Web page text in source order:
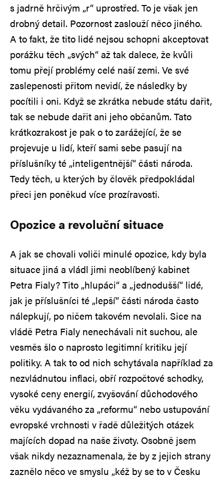
s jadrně hrčivým „r“ uprostřed. To je však jen
drobný detail. Pozornost zaslouží něco jiného.
A to fakt, že tito lidé nejsou schopni akceptovat
porážku těch „svých“ až tak dalece, že kvůli
tomu přejí problémy celé naší zemi. Ve své
zaslepenosti přitom nevidí, že následky by
pocítili i oni. Když se zkrátka nebude státu dařit,
tak se nebude dařit ani jeho občanům. Tato
krátkozrakost je pak o to zarážející, že se
projevuje u lidí, kteří sami sebe pasují na
příslušníky té „inteligentnější“ části národa.
Tedy těch, u kterých by člověk předpokládal
přeci jen poněkud více prozíravosti.
Opozice a revoluční situace
A jak se chovali voliči minulé opozice, kdy byla
situace jiná a vládl jimi neoblíbený kabinet
Petra Fialy? Tito „hlupáci“ a „jednodušší“ lidé,
jak je příslušníci té „lepší“ části národa často
nálepkují, po ničem takovém nevolali. Sice na
vládě Petra Fialy nenechávali nit suchou, ale
vesměs šlo o naprosto legitimní kritiku její
politiky. A tak to od nich schytávala například za
nezvládnutou inflaci, obří rozpočtové schodky,
vysoké ceny energií, zvyšování důchodového
věku vydávaného za „reformu“ nebo ustupování
evropské vrchnosti v řadě důležitých otázek
majících dopad na naše životy. Osobně jsem
však nikdy nezaznamenala, že by z jejich strany
zaznělo něco ve smyslu „kéž by se to v Česku